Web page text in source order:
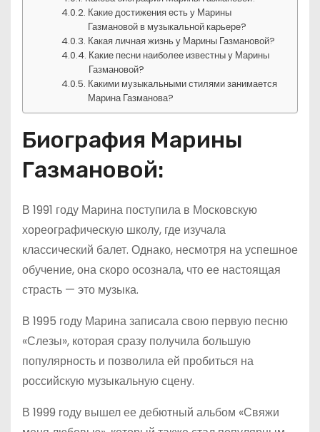
Какие достижения есть у Марины
Газмановой в музыкальной карьере?
Какая личная жизнь у Марины Газмановой?
Какие песни наиболее известны у Марины
Газмановой?
Какими музыкальными стилями занимается
Марина Газманова?
Биография Марины
Газмановой:
В 1991 году Марина поступила в Московскую
хореографическую школу, где изучала
классический балет. Однако, несмотря на успешное
обучение, она скоро осознала, что ее настоящая
страсть — это музыка.
В 1995 году Марина записала свою первую песню
«Слезы», которая сразу получила большую
популярность и позволила ей пробиться на
российскую музыкальную сцену.
В 1999 году вышел ее дебютный альбом «Свяжи